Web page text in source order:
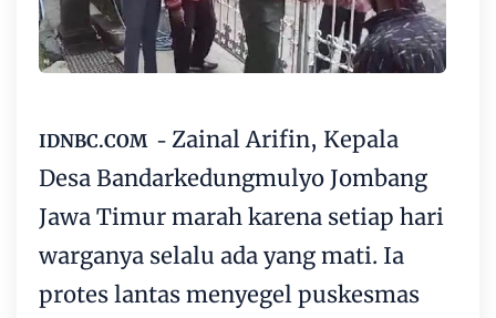
IDNBC.COM - Zainal Arifin, Kepala
Desa Bandarkedungmulyo Jombang
Jawa Timur marah karena setiap hari
warganya selalu ada yang mati. Ia
protes lantas menyegel puskesmas